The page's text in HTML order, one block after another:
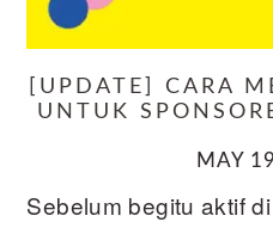
[UPDATE] CARA
UNTUK
MAY
Sebelum begitu aktif